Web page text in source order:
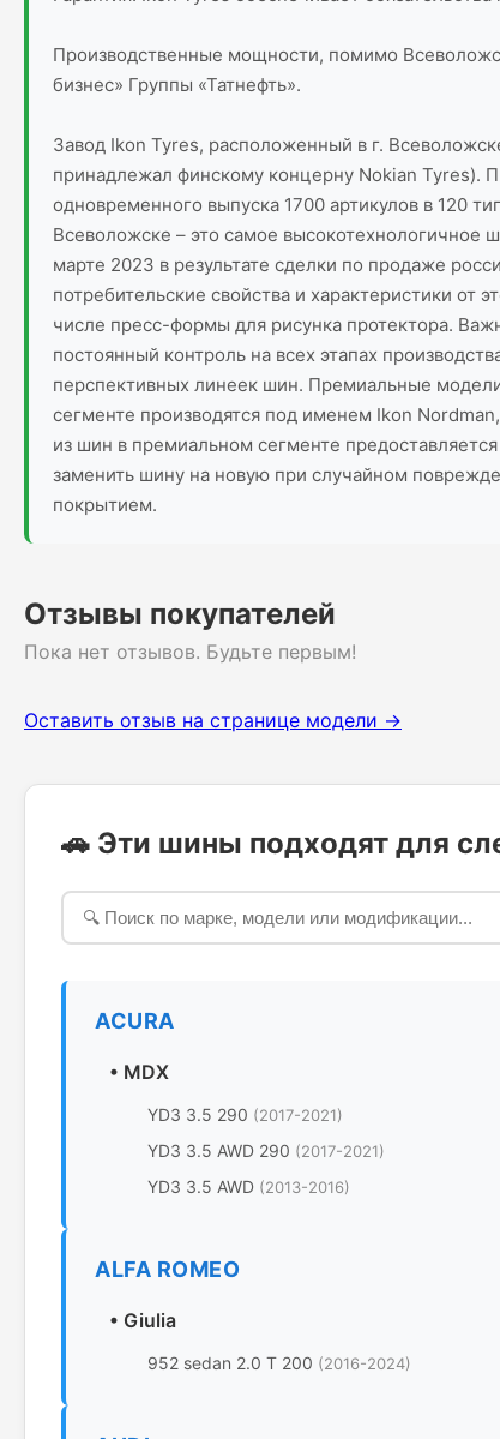
Производственные мощности, помимо
бизнес» Группы «Татнефть».
Завод Ikon Tyres, расположенный в г.
принадлежал финскому концерну Nokian Tyres).
одновременного выпуска 1700 артикулов в 120
Всеволожске – это самое высокотехнологичное
марте 2023 в результате сделки по продаже
потребительские свойства и характеристики
числе пресс-формы для рисунка протектора.
постоянный контроль на всех этапах
перспективных линеек шин. Премиальные
сегменте производятся под именем Ikon
из шин в премиальном сегменте
заменить шину на новую при случайном
покрытием.
Отзывы покупателей
Пока нет отзывов. Будьте первым!
Оставить отзыв на странице модели →
🚗 Эти шины подходят для
ACURA
• MDX
YD3 3.5 290 (2017-2021)
YD3 3.5 AWD 290 (2017-2021)
YD3 3.5 AWD (2013-2016)
ALFA ROMEO
• Giulia
952 sedan 2.0 T 200 (2016-2024)